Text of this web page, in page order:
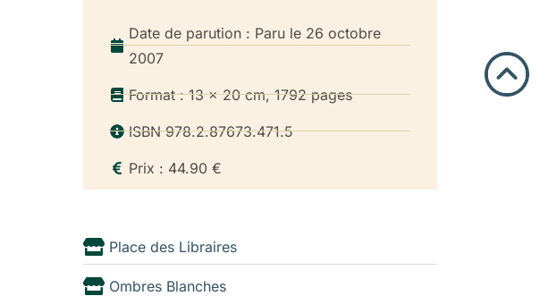
Date de parution : Paru le 26 octobre
2007
Format : 13 x 20 cm, 1792 pages
ISBN 978.2.87673.471.5
Prix : 44.90 €
Place des Libraires
Ombres Blanches